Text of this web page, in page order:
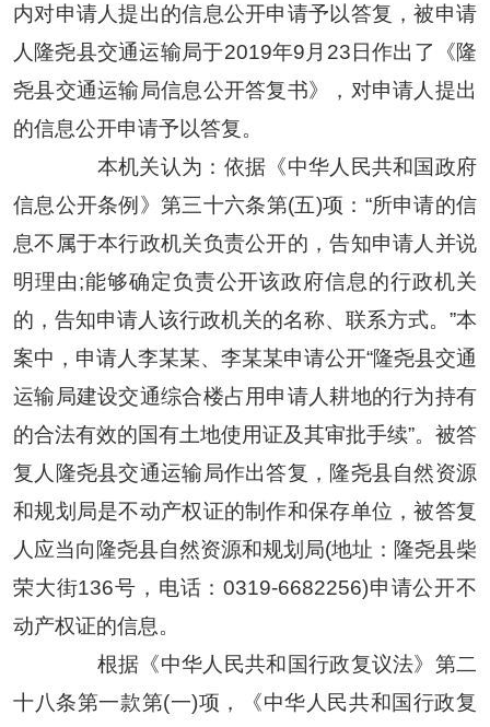
内对申请人提出的信息公开申请予以答复，被申请
人隆尧县交通运输局于2019年9月23日作出了《隆
尧县交通运输局信息公开答复书》，对申请人提出
的信息公开申请予以答复。
本机关认为：依据《中华人民共和国政府
信息公开条例》第三十六条第(五)项：“所申请的信
息不属于本行政机关负责公开的，告知申请人并说
明理由;能够确定负责公开该政府信息的行政机关
的，告知申请人该行政机关的名称、联系方式。”本
案中，申请人李某某、李某某申请公开“隆尧县交通
运输局建设交通综合楼占用申请人耕地的行为持有
的合法有效的国有土地使用证及其审批手续”。被答
复人隆尧县交通运输局作出答复，隆尧县自然资源
和规划局是不动产权证的制作和保存单位，被答复
人应当向隆尧县自然资源和规划局(地址：隆尧县柴
荣大街136号，电话：0319-6682256)申请公开不
动产权证的信息。
根据《中华人民共和国行政复议法》第二
十八条第一款第(一)项，《中华人民共和国行政复